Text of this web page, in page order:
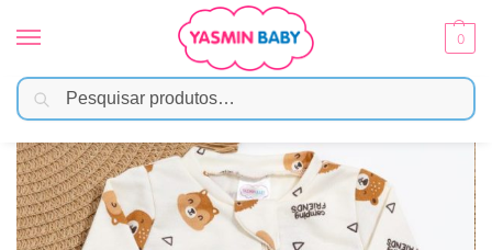
0
Início Moda Bebê / Menino / Macacão Bebê Moletinho Peluciado com Zíper – Camping Friends